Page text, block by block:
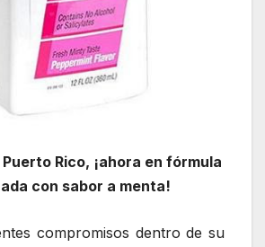
Rico, ¡ahora en fórmula
con sabor a menta!
compromisos dentro de su